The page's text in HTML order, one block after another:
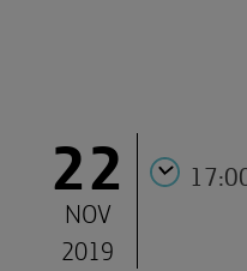
22
NOV
2019